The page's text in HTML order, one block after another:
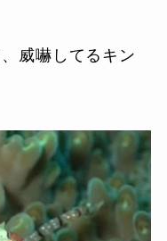
威嚇してるキン